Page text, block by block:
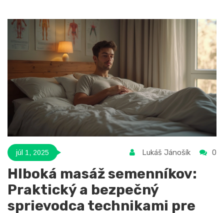
júl 1, 2025 Lukáš Jánošík 0
Hlboká masáž semenníkov:
Praktický a bezpečný
sprievodca technikami pre